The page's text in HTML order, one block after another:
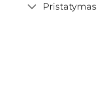
Pristatymas